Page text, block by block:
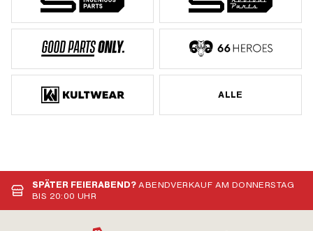
ALLE
SPÄTER FEIERABEND?ABENDVERKAUF AM DONNERSTAG
BIS 20:00 UHR